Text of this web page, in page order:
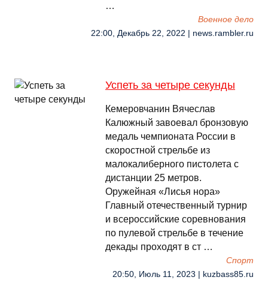
…
Военное дело
22:00, Декабрь 22, 2022 | news.rambler.ru
Успеть за четыре секунды
Кемеровчанин Вячеслав
Калюжный завоевал бронзовую
медаль чемпионата России в
скоростной стрельбе из
малокалиберного пистолета с
дистанции 25 метров.
Оружейная «Лисья нора»
Главный отечественный турнир
и всероссийские соревнования
по пулевой стрельбе в течение
декады проходят в ст …
Спорт
20:50, Июль 11, 2023 | kuzbass85.ru